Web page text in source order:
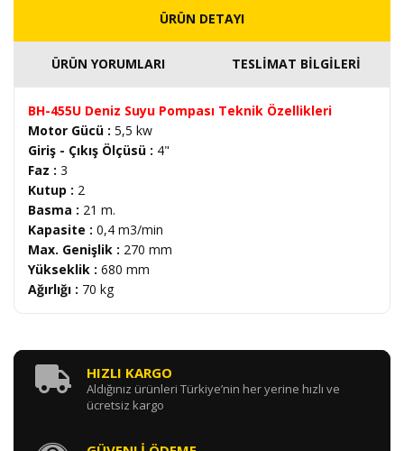
ÜRÜN DETAYI
ÜRÜN YORUMLARI TESLİMAT BİLGİLERİ
BH-455U Deniz Suyu Pompası Teknik Özellikleri
Motor Gücü : 5,5 kw
Giriş - Çıkış Ölçüsü : 4"
Faz : 3
Kutup : 2
Basma : 21 m.
Kapasite : 0,4 m3/min
Max. Genişlik : 270 mm
Yükseklik : 680 mm
Ağırlığı : 70 kg
HIZLI KARGO
Aldığınız ürünleri Türkiye’nin her yerine hızlı ve
ücretsiz kargo